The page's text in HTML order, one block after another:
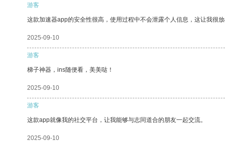
游客
这款加速器app的安全性很高，使用过程中不会泄露个人信息，这让我很
2025-09-10
游客
梯子神器，ins随便看，美美哒！
2025-09-10
游客
这款app就像我的社交平台，让我能够与志同道合的朋友一起交流。
2025-09-10